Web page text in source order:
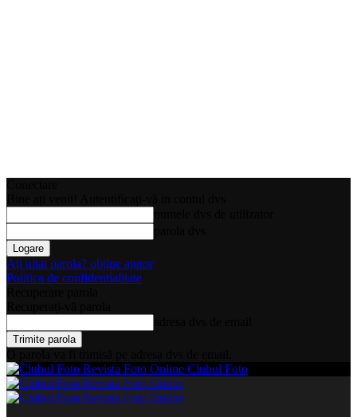
Ați uitat parola? obține ajutor
Politica de confidentialitate
Clubul Foto